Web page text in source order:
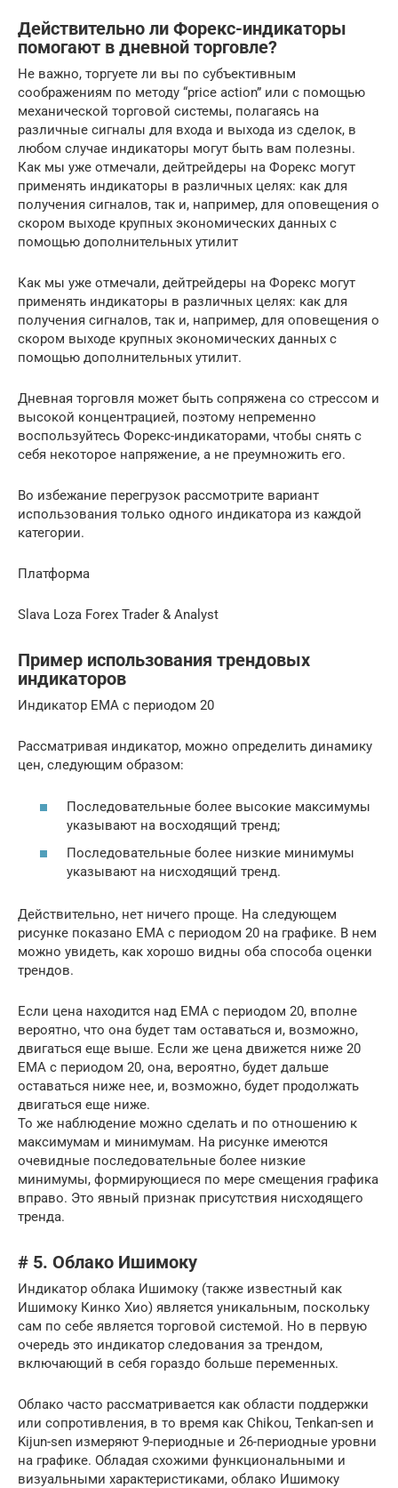
Действительно ли Форекс-индикаторы
помогают в дневной торговле?
Не важно, торгуете ли вы по субъективным
соображениям по методу “price action” или с помощью
механической торговой системы, полагаясь на
различные сигналы для входа и выхода из сделок, в
любом случае индикаторы могут быть вам полезны.
Как мы уже отмечали, дейтрейдеры на Форекс могут
применять индикаторы в различных целях: как для
получения сигналов, так и, например, для оповещения о
скором выходе крупных экономических данных с
помощью дополнительных утилит
Как мы уже отмечали, дейтрейдеры на Форекс могут
применять индикаторы в различных целях: как для
получения сигналов, так и, например, для оповещения о
скором выходе крупных экономических данных с
помощью дополнительных утилит.
Дневная торговля может быть сопряжена со стрессом и
высокой концентрацией, поэтому непременно
воспользуйтесь Форекс-индикаторами, чтобы снять с
себя некоторое напряжение, а не преумножить его.
Во избежание перегрузок рассмотрите вариант
использования только одного индикатора из каждой
категории.
Платформа
Slava Loza Forex Trader & Analyst
Пример использования трендовых
индикаторов
Индикатор EMA с периодом 20
Рассматривая индикатор, можно определить динамику
цен, следующим образом:
Последовательные более высокие максимумы
указывают на восходящий тренд;
Последовательные более низкие минимумы
указывают на нисходящий тренд.
Действительно, нет ничего проще. На следующем
рисунке показано EMA с периодом 20 на графике. В нем
можно увидеть, как хорошо видны оба способа оценки
трендов.
Если цена находится над EMA с периодом 20, вполне
вероятно, что она будет там оставаться и, возможно,
двигаться еще выше. Если же цена движется ниже 20
EMA с периодом 20, она, вероятно, будет дальше
оставаться ниже нее, и, возможно, будет продолжать
двигаться еще ниже.
То же наблюдение можно сделать и по отношению к
максимумам и минимумам. На рисунке имеются
очевидные последовательные более низкие
минимумы, формирующиеся по мере смещения графика
вправо. Это явный признак присутствия нисходящего
тренда.
# 5. Облако Ишимоку
Индикатор облака Ишимоку (также известный как
Ишимоку Кинко Хио) является уникальным, поскольку
сам по себе является торговой системой. Но в первую
очередь это индикатор следования за трендом,
включающий в себя гораздо больше переменных.
Облако часто рассматривается как области поддержки
или сопротивления, в то время как Chikou, Tenkan-sen и
Kijun-sen измеряют 9-периодные и 26-периодные уровни
на графике. Обладая схожими функциональными и
визуальными характеристиками, облако Ишимоку